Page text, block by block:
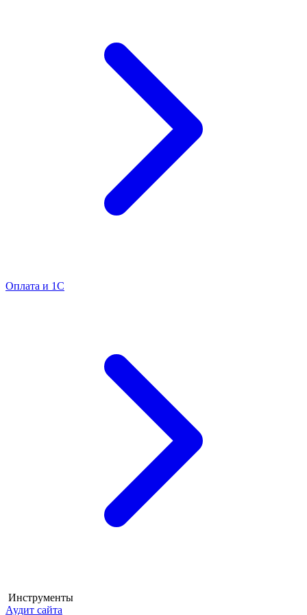
Оплата и 1С
Инструменты
Аудит сайта